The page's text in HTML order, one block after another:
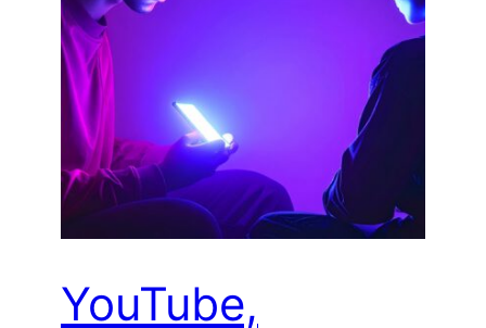
YouTube,